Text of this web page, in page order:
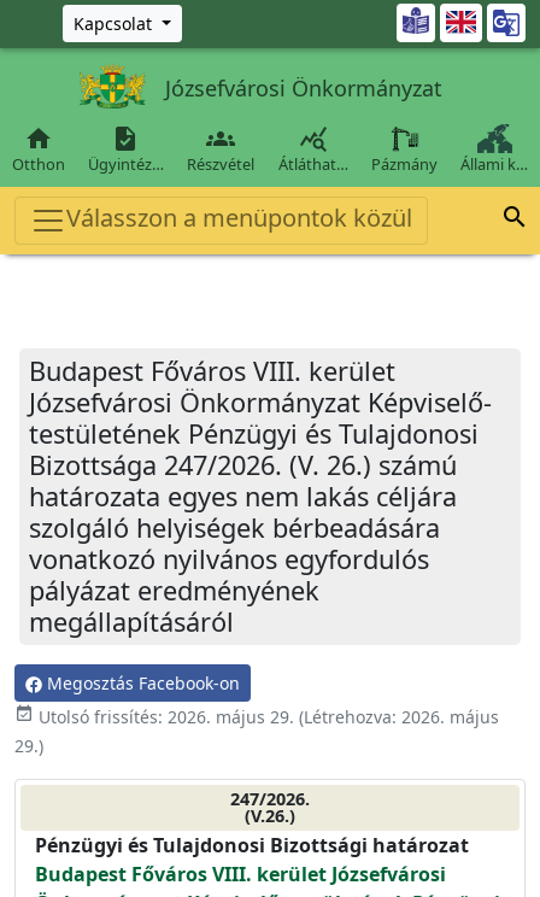
Ugrás a fő tartalomra
Kapcsolat 
Józsefvárosi Önkormányzat

Otthon

Ügyintéz…

Részvétel

Átláthat… Pázmány Állami k…
Válasszon a menüpontok közül 
Budapest Főváros VIII. kerület
Józsefvárosi Önkormányzat Képviselő-
testületének Pénzügyi és Tulajdonosi
Bizottsága 247/2026. (V. 26.) számú
határozata egyes nem lakás céljára
szolgáló helyiségek bérbeadására
vonatkozó nyilvános egyfordulós
pályázat eredményének
megállapításáról
Megosztás Facebook-on
event_available Utolsó frissítés: 2026. május 29. (Létrehozva: 2026. május
29.)
247/2026.
(V.26.)
Pénzügyi és Tulajdonosi Bizottsági határozat
Budapest Főváros VIII. kerület Józsefvárosi